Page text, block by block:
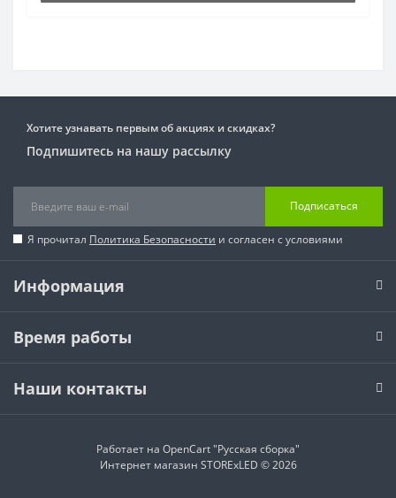
Хотите узнавать первым об акциях и скидках?
Подпишитесь на нашу рассылку
Подписаться
Я прочитал Политика Безопасности и согласен с условиями
Информация
Время работы
Наши контакты
Работает на OpenCart "Русская сборка"
Интернет магазин STORExLED © 2026